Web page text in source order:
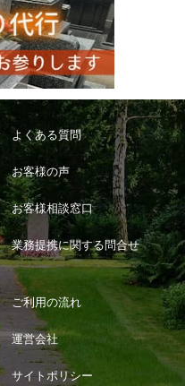
よくある質問
お客様の声
お客様相談窓口
業務提携に関する問合せ
ご利用の流れ
運営会社
サイトポリシー